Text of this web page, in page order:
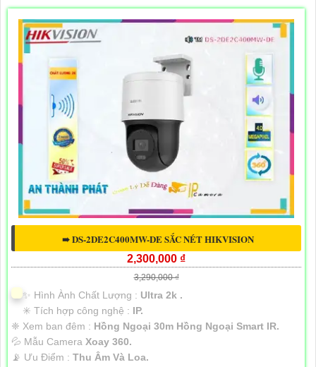
➠ DS-2DE2C400MW-DE SẮC NÉT HIKVISION
2,300,000 ₫
3,290,000 ₫
✨ Hình Ành Chất Lượng : Ultra 2k .
✳️ Tích hợp công nghệ : IP.
❈ Xem ban đêm : Hồng Ngoại 30m Hồng Ngoại Smart IR.
💦 Mẫu Camera Xoay 360.
️📡 Ưu Điểm : Thu Âm Và Loa.